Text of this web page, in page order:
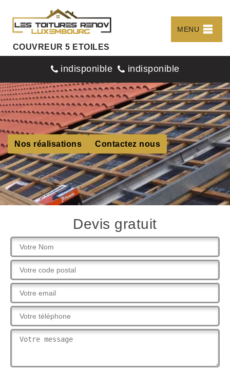
COUVREUR 5 ETOILES
MENU
indisponible indisponible
Nos réalisations Contactez nous
Devis gratuit